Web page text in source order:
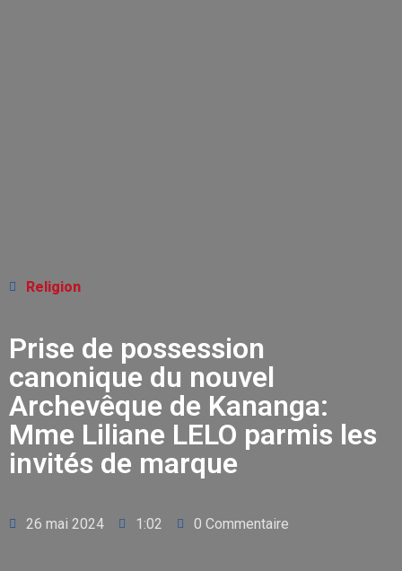
Religion
Prise de possession
canonique du nouvel
Archevêque de Kananga:
Mme Liliane LELO parmis les
invités de marque
26 mai 2024 1:02 0 Commentaire